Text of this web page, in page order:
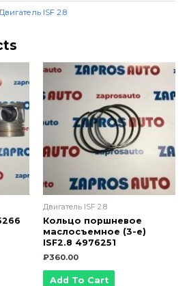
ISF 2.8
Двигатель ISF 2.8
Кольцо поршневое
маслосъемное (3-е)
ISF2.8 4976251
₽360.00
Add To Cart